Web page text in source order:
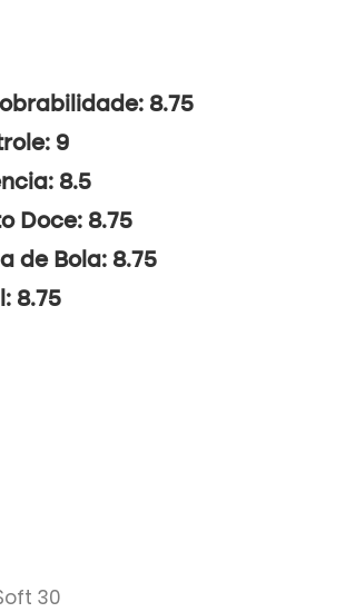
8.75
9
8.5
Doce: 8.75
de Bola: 8.75
8.75
30